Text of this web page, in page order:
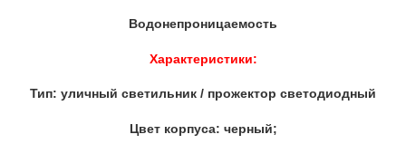
Водонепроницаемость
Характеристики:
Тип: уличный светильник / прожектор светодиодный
Цвет корпуса: черный;